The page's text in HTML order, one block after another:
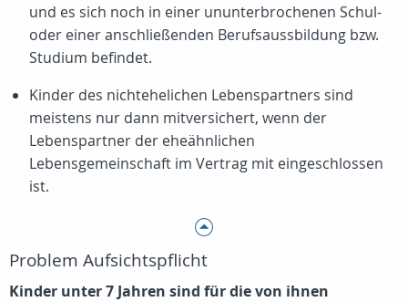
und es sich noch in einer ununterbrochenen Schul-
oder einer anschließenden Berufsaussbildung bzw.
Studium befindet.
Kinder des nichtehelichen Lebenspartners sind
meistens nur dann mitversichert, wenn der
Lebenspartner der eheähnlichen
Lebensgemeinschaft im Vertrag mit eingeschlossen
ist.
Problem Aufsichtspflicht
Kinder unter 7 Jahren sind für die von ihnen